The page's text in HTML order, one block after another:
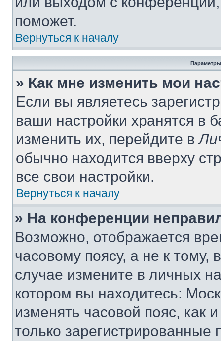
поможет.
Вернуться к началу
Параметры
» Как мне изменить мои
Если вы являетесь
ваши настройки хранятся в
изменить их, перейдите в
обычно находится вверху
все свои настройки.
Вернуться к началу
» На конференции
Возможно, отображается
часовому поясу, а не к тому,
случае измените в личных
котором вы находитесь:
изменять часовой пояс, как
только